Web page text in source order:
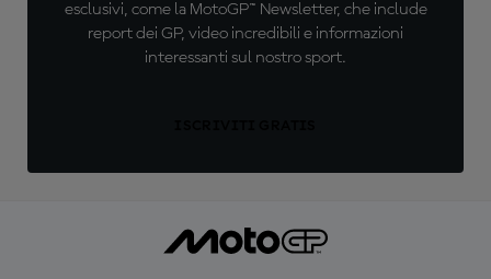
esclusivi, come la MotoGP™ Newsletter, che include
report dei GP, video incredibili e informazioni
interessanti sul nostro sport.